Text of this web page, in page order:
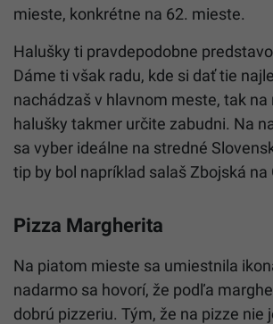
mieste, konkrétne na 62. mieste.
Halušky ti pravdepodobne
Dáme ti však radu, kde si dať tie
nachádzaš v hlavnom meste, tak na
halušky takmer určite zabudni. Na
sa vyber ideálne na stredné
tip by bol napríklad salaš Zbojská na
Pizza Margherita
Na piatom mieste sa umiestnila
nadarmo sa hovorí, že podľa
dobrú pizzeriu. Tým, že na pizze nie